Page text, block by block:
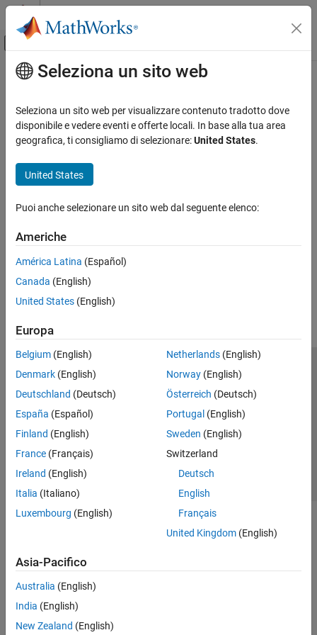
Vai al contenuto
Attiva/disattiva menu di navigazione
Pagina iniziale della documentazione
Contenuto principale
Seleziona un sito web
Seleziona un sito web per visualizzare contenuto tradotto dove
disponibile e vedere eventi e offerte locali. In base alla tua area
geografica, ti consigliamo di selezionare:United States.
United States
Puoi anche selezionare un sito web dal seguente elenco:
Americhe
América Latina (Español)
Canada (English)
United States (English)
Europa
Belgium (English)
Denmark (English)
Deutschland (Deutsch)
España (Español)
Finland (English)
France (Français)
Ireland (English)
Italia (Italiano)
Luxembourg (English)
Netherlands(English)
Norway(English)
Österreich (Deutsch)
Portugal (English)
Sweden (English)
Switzerland
Deutsch
English
Français
United Kingdom(English)
Asia-Pacifico
Australia (English)
India (English)
New Zealand (English)
Centro di fiducia
Informativa sulla privacy
Antipirateria
Stato dell'applicazione
Contatti
© 1994-2026 The MathWorks, Inc.